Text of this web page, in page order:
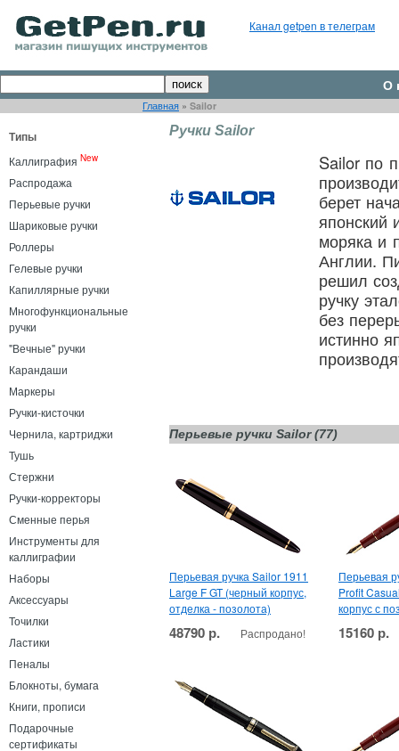
Канал getpen в телеграм
О
Главная » Sailor
Типы
Каллиграфия New
Распродажа
Перьевые ручки
Шариковые ручки
Роллеры
Гелевые ручки
Капиллярные ручки
Многофункциональные
ручки
"Вечные" ручки
Карандаши
Маркеры
Ручки-кисточки
Чернила, картриджи
Тушь
Стержни
Ручки-корректоры
Сменные перья
Инструменты для
каллиграфии
Наборы
Аксессуары
Точилки
Ластики
Пеналы
Блокноты, бумага
Книги, прописи
Подарочные
сертификаты
Ручки Sailor
Sailor по
берет
японский
моряка и
Англии.
решил
ручку
без
истинно
Перьевые ручки Sailor (77)
Перьевая ручка Sailor 1911
Large F GT (черный корпус,
отделка - позолота)
48790 р. Распродано!
Перьевая
Profit
корпус с
15160 р.